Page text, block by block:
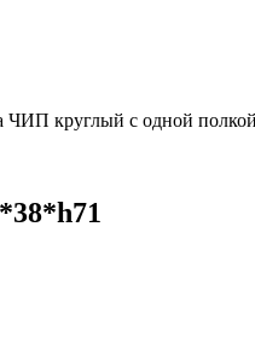
ЧИП круглый с одной